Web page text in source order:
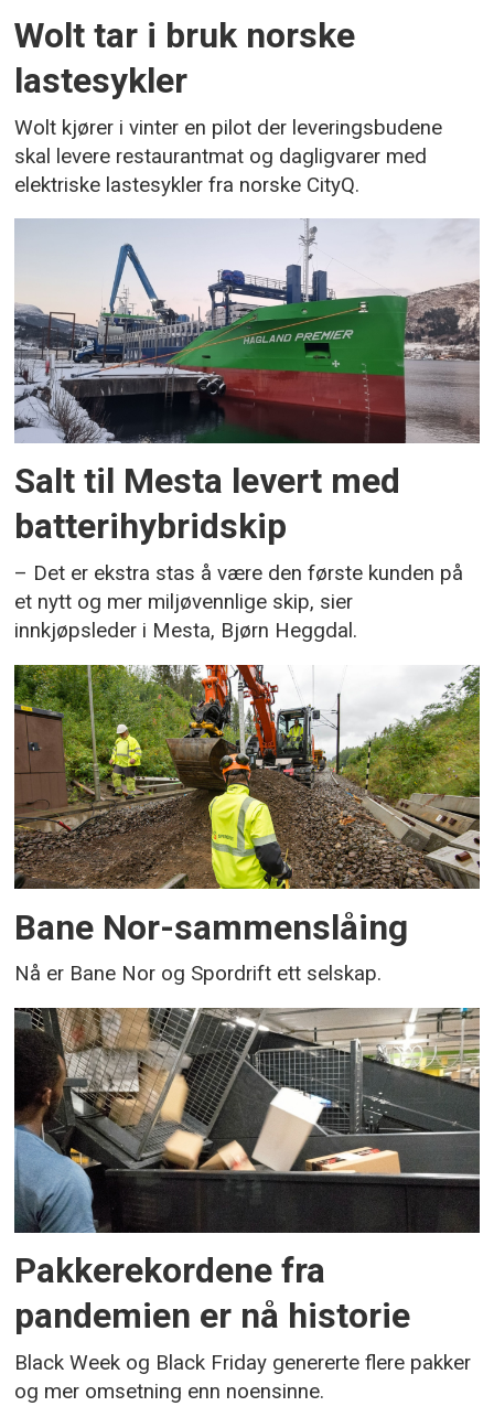
Wolt tar i bruk norske
lastesykler
Wolt kjører i vinter en pilot der leveringsbudene
skal levere restaurantmat og dagligvarer med
elektriske lastesykler fra norske CityQ.
Salt til Mesta levert med
batterihybridskip
– Det er ekstra stas å være den første kunden på
et nytt og mer miljøvennlige skip, sier
innkjøpsleder i Mesta, Bjørn Heggdal.
Bane Nor-sammenslåing
Nå er Bane Nor og Spordrift ett selskap.
Pakkerekordene fra
pandemien er nå historie
Black Week og Black Friday genererte flere pakker
og mer omsetning enn noensinne.